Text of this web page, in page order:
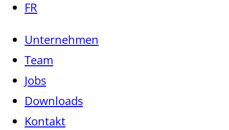
FR
Unternehmen
Team
Jobs
Downloads
Kontakt